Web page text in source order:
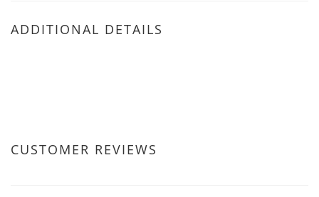
ADDITIONAL DETAILS
CUSTOMER REVIEWS